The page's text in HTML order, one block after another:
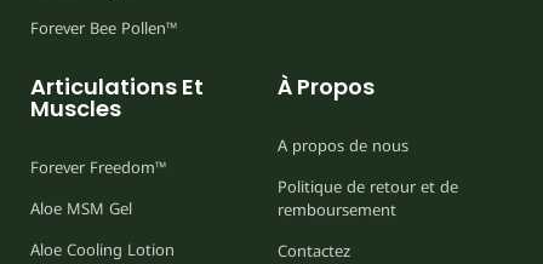
Forever Bee Pollen™
Articulations Et
Muscles
Forever Freedom™
Aloe MSM Gel
Aloe Cooling Lotion
À Propos
A propos de nous
Politique de retour et de
remboursement
Contactez